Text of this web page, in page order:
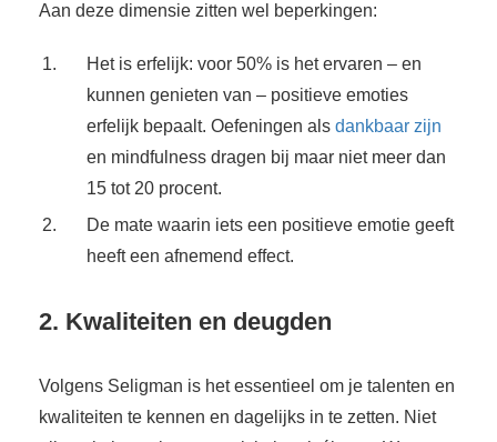
Aan deze dimensie zitten wel beperkingen:
Het is erfelijk: voor 50% is het ervaren – en
kunnen genieten van – positieve emoties
erfelijk bepaalt. Oefeningen alsdankbaar zijn
en mindfulness dragen bij maar niet meer dan
15 tot 20 procent.
De mate waarin iets een positieve emotie geeft
heeft een afnemend effect.
2. Kwaliteiten en deugden
Volgens Seligman is het essentieel om je talenten en
kwaliteiten te kennen en dagelijks in te zetten. Niet